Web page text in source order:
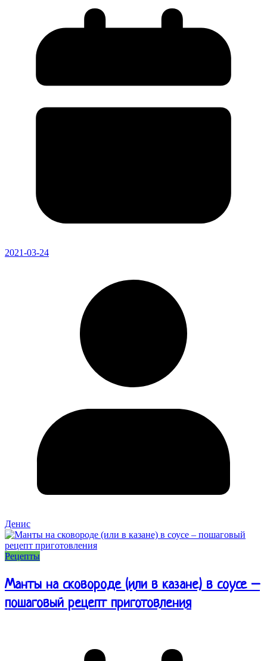
2021-03-24
Денис
Рецепты
Манты на сковороде (или в казане) в соусе –
пошаговый рецепт приготовления